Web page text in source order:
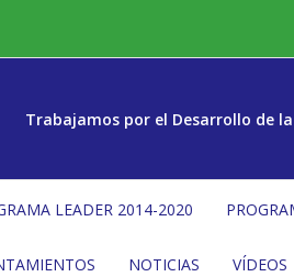
Trabajamos por el Desarrollo de
LEADER 2014-2020
NOTICIAS VÍDEOS